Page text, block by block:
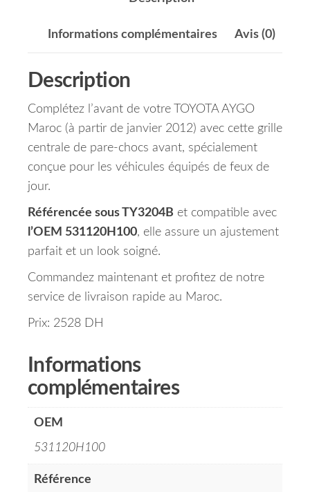
Informations complémentaires Avis (0)
Description
Complétez l’avant de votre TOYOTA AYGO
Maroc (à partir de janvier 2012) avec cette grille
centrale de pare-chocs avant, spécialement
conçue pour les véhicules équipés de feux de
jour.
Référencée sous TY3204B et compatible avec
l’OEM 531120H100, elle assure un ajustement
parfait et un look soigné.
Commandez maintenant et profitez de notre
service de livraison rapide au Maroc.
Prix: 2528 DH
Informations
complémentaires
OEM
531120H100
Référence